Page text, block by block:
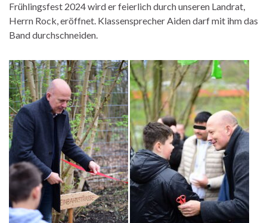
Frühlingsfest 2024 wird er feierlich durch unseren Landrat,
Herrn Rock, eröffnet. Klassensprecher Aiden darf mit ihm das
Band durchschneiden.